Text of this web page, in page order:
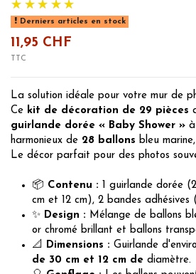
Derniers articles en stock
11,95 CHF
TTC
La solution idéale pour votre mur de
Ce kit de décoration de 29 pièces
guirlande dorée « Baby Shower »
harmonieux de 28 ballons bleu
Le décor parfait pour des photos
📦 Contenu : 1 guirlande dorée
cm et 12 cm), 2 bandes adhésives
✨ Design : Mélange de ballons
or chromé brillant et ballons
📐 Dimensions : Guirlande
de 30 cm et 12 cm de diamètre.